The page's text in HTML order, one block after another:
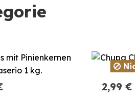
2,99 €